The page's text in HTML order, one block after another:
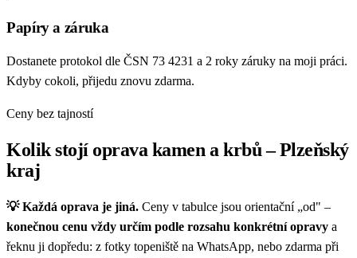
Papíry a záruka
Dostanete protokol dle ČSN 73 4231 a 2 roky záruky na moji práci.
Kdyby cokoli, přijedu znovu zdarma.
Ceny bez tajností
Kolik stojí oprava kamen a krbů – Plzeňský
kraj
💡 Každá oprava je jiná. Ceny v tabulce jsou orientační „od" –
konečnou cenu vždy určím podle rozsahu konkrétní opravy a
řeknu ji dopředu: z fotky topeniště na WhatsApp, nebo zdarma při